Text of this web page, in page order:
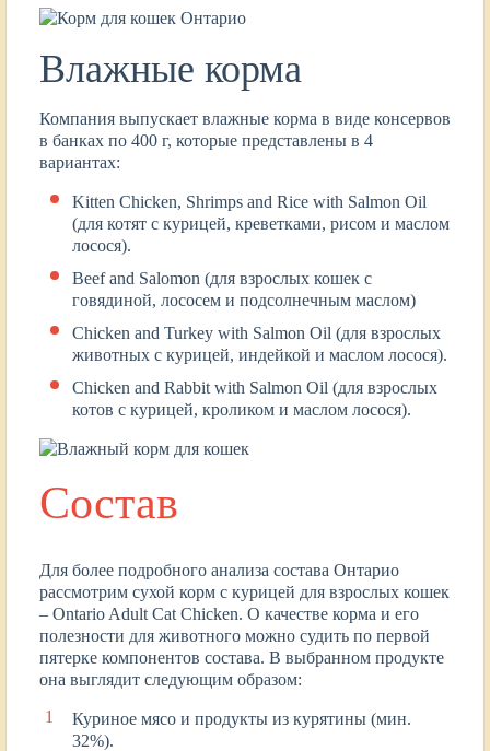
Влажные корма
Компания выпускает влажные корма в виде консервов
в банках по 400 г, которые представлены в 4
вариантах:
Kitten Chicken, Shrimps and Rice with Salmon Oil
(для котят с курицей, креветками, рисом и маслом
лосося).
Beef and Salomon (для взрослых кошек с
говядиной, лососем и подсолнечным маслом)
Chicken and Turkey with Salmon Oil (для взрослых
животных с курицей, индейкой и маслом лосося).
Chicken and Rabbit with Salmon Oil (для взрослых
котов с курицей, кроликом и маслом лосося).
Состав
Для более подробного анализа состава Онтарио
рассмотрим сухой корм с курицей для взрослых кошек
– Ontario Adult Cat Chicken. О качестве корма и его
полезности для животного можно судить по первой
пятерке компонентов состава. В выбранном продукте
она выглядит следующим образом:
Куриное мясо и продукты из курятины (мин.
32%).